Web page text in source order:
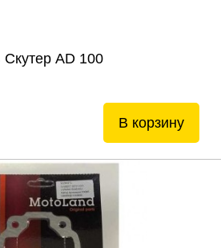
AD 100
В корзину